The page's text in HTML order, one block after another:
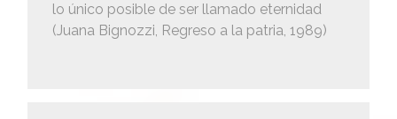
lo único posible de ser llamado eternidad
(Juana Bignozzi, Regreso a la patria, 1989)